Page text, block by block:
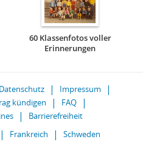
60 Klassenfotos voller
Erinnerungen
Datenschutz
Impressum
kündigen
FAQ
Barrierefreiheit
Frankreich Schweden